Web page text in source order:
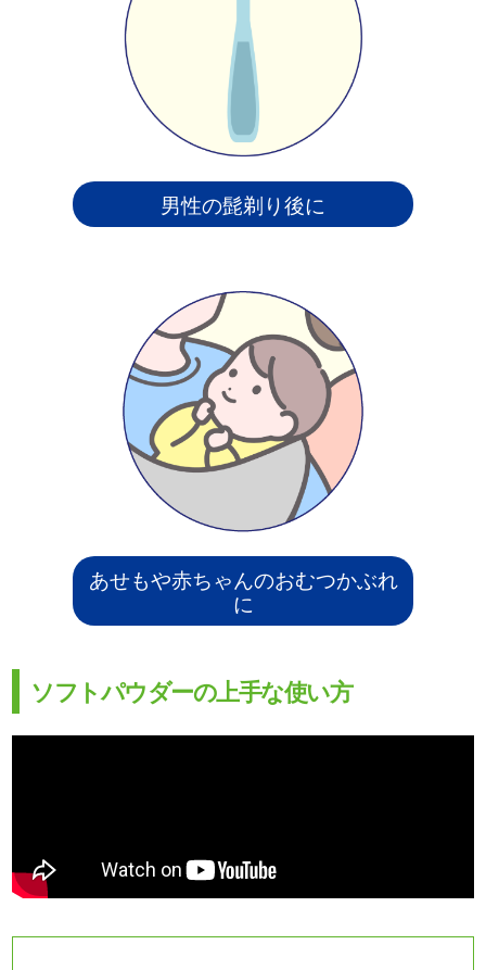
男性の髭剃り後に
あせもや赤ちゃんのおむつかぶれ
に
ソフトパウダーの上手な使い方